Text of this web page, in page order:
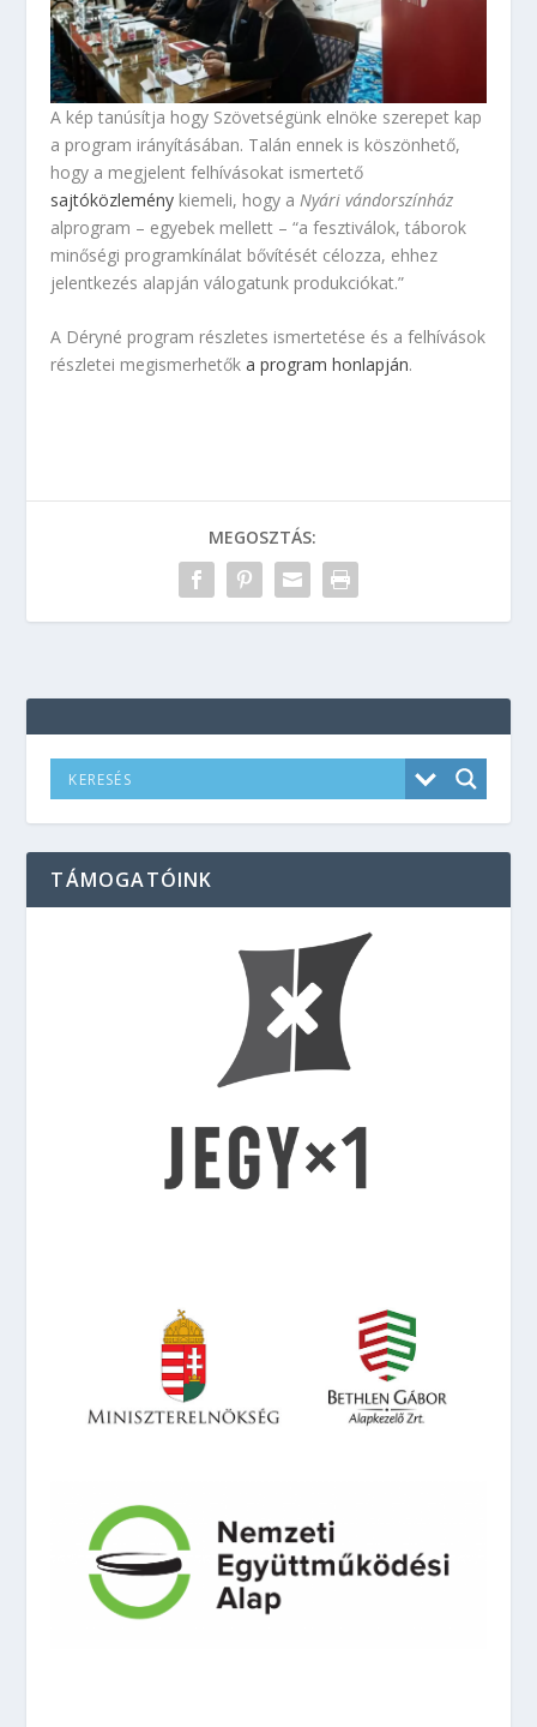
A kép tanúsítja hogy Szövetségünk elnöke szerepet kap
a program irányításában. Talán ennek is köszönhető,
hogy a megjelent felhívásokat ismertető
sajtóközlemény kiemeli, hogy a Nyári vándorszínház
alprogram – egyebek mellett – “a fesztiválok, táborok
minőségi programkínálat bővítését célozza, ehhez
jelentkezés alapján válogatunk produkciókat.”
A Déryné program részletes ismertetése és a felhívások
részletei megismerhetőka program honlapján.
MEGOSZTÁS:
TÁMOGATÓINK